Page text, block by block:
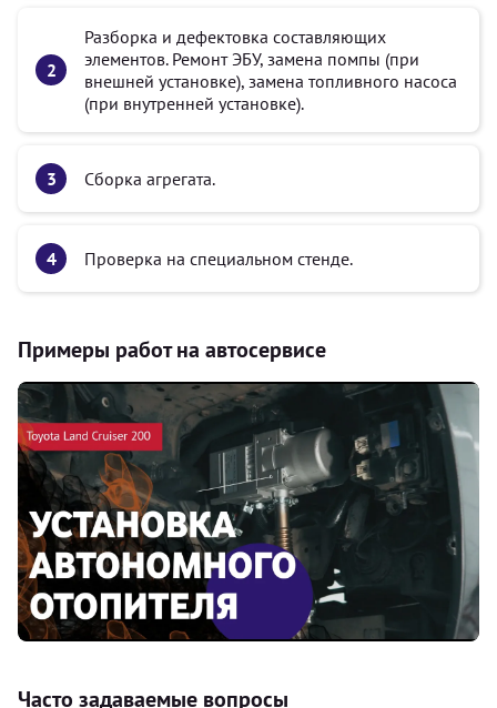
Разборка и дефектовка составляющих
элементов. Ремонт ЭБУ, замена помпы (при
внешней установке), замена топливного насоса
(при внутренней установке).
Сборка агрегата.
Проверка на специальном стенде.
Примеры работ на автосервисе
Часто задаваемые вопросы